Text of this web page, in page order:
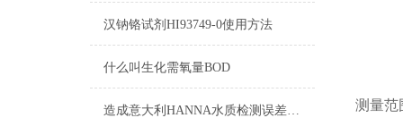
汉钠铬试剂HI93749-0使用方法
什么叫生化需氧量BOD
造成意大利HANNA水质检测误差的原因！
测量范